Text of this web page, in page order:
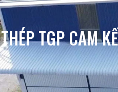
THÉP TGP CAM